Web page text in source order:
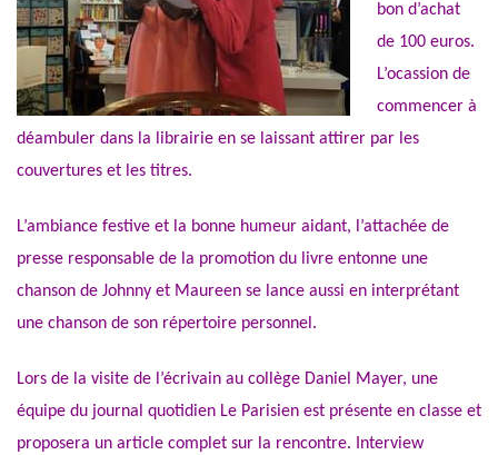
bon d’achat
de 100 euros.
L’ocassion de
commencer à
déambuler dans la librairie en se laissant attirer par les
couvertures et les titres.
L’ambiance festive et la bonne humeur aidant, l’attachée de
presse responsable de la promotion du livre entonne une
chanson de Johnny et Maureen se lance aussi en interprétant
une chanson de son répertoire personnel.
Lors de la visite de l’écrivain au collège Daniel Mayer, une
équipe du journal quotidien Le Parisien est présente en classe et
proposera un article complet sur la rencontre. Interview